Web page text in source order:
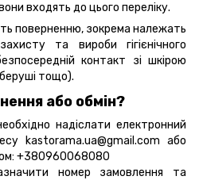
входять до цього переліку.
поверненню, зокрема належать
та вироби гігієнічного
контакт зі шкірою
тощо).
або обмін?
надіслати електронний
kastorama.ua@gmail.com або
+380960068080
номер замовлення та